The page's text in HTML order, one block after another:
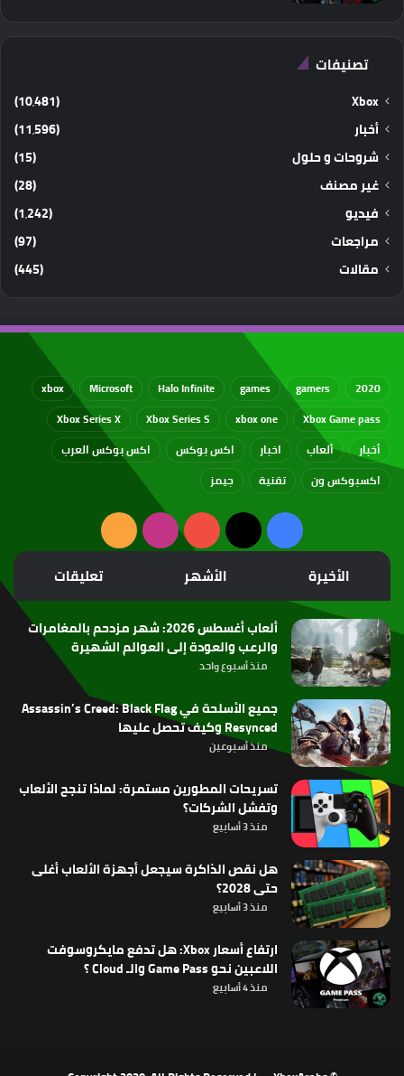
تصنيفات
Xbox
(10٬481)
أخبار
(11٬596)
شروحات و حلول
(15)
غير مصنف
(28)
فيديو
(1٬242)
مراجعات
(97)
مقالات
(445)
2020
gamers
games
Halo Infinite
Microsoft
xbox
Xbox Game pass
xbox one
Xbox Series S
Xbox Series X
أخبار
ألعاب اخبار اكس بوكس
اكس بوكس العرب
اكسبوكس ون
تقنية جيمز
فيسبوك
‫X
‫YouTubeانستقرامملخص
الموقع
RSS
الأخيرة الأشهر تعليقات
ألعاب أغسطس 2026: شهر مزدحم بالمغامرات
والرعب والعودة إلى العوالم الشهيرة
منذ أسبوع واحد
جميع الأسلحة في Assassin’s Creed: Black Flag
Resynced وكيف تحصل عليها
منذ أسبوعين
تسريحات المطورين مستمرة: لماذا تنجح الألعاب
وتفشل الشركات؟
منذ 3 أسابيع
هل نقص الذاكرة سيجعل أجهزة الألعاب أغلى
حتى 2028؟
منذ 3 أسابيع
ارتفاع أسعار Xbox: هل تدفع مايكروسوفت
اللاعبين نحو Game Pass والـ Cloud ؟
منذ 4 أسابيع